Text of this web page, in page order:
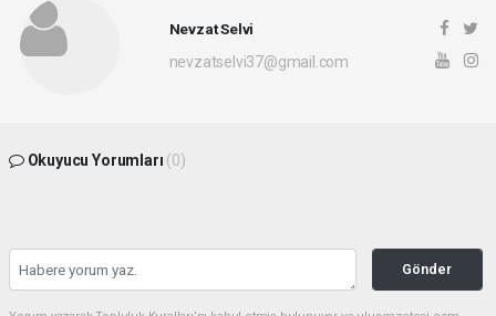
Nevzat Selvi
nevzatselvi37@gmail.com
Okuyucu Yorumları (0)
Gönder